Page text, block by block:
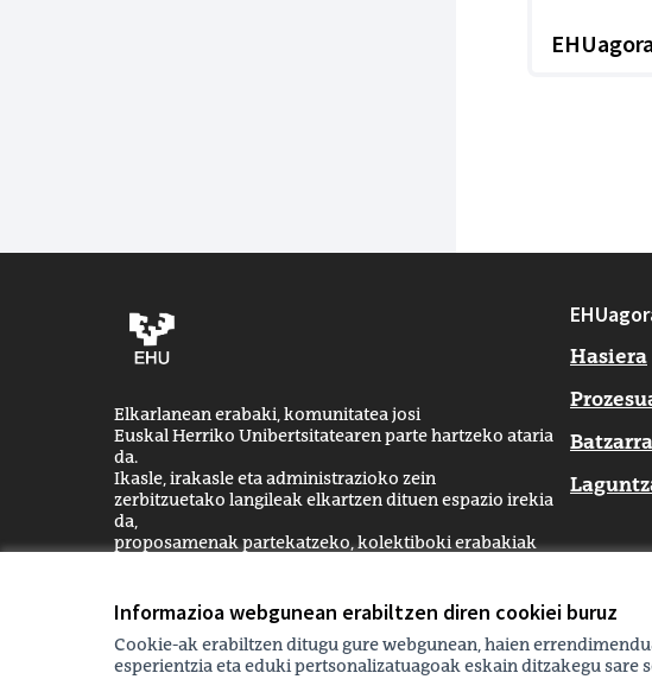
Informazioa webgunean erabiltzen diren cookiei buruz
Cookie-ak erabiltzen ditugu gure webgunean, haien
esperientzia eta eduki pertsonalizatuagoak eskain ditzakegu sare
Elkarlanean erabaki, komunitatea josi
Euskal Herriko Unibertsitatearen parte hartzeko ataria
da.
Ikasle, irakasle eta administrazioko zein
zerbitzuetako langileak elkartzen dituen espazio irekia
da,
proposamenak partekatzeko, kolektiboki erabakiak
Hasiera